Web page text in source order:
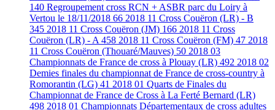
140 Regroupement cross RCN + ASBR parc du Loiry à
Vertou le 18/11/2018 66 2018 11 Cross Couëron (LR) - B
345 2018 11 Cross Couëron (JM) 166 2018 11 Cross
Couëron (LR) - A 458 2018 11 Cross Couëron (FM) 47 2018
11 Cross Couëron (Thouaré/Mauves) 50 2018 03
Championnats de France de cross à Plouay (LR) 492 2018 02
Demies finales du championnat de France de cross-country à
Romorantin (LG) 41 2018 01 Quarts de Finales du
Championnat de France de Cross à La Ferté Bernard (LR)
498 2018 01 Championnats Départementaux de cross adultes